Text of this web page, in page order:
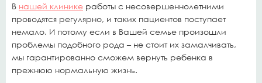
В нашей клинике работы с несовершеннолетними
проводятся регулярно, и таких пациентов поступает
немало. И потому если в Вашей семье произошли
проблемы подобного рода – не стоит их замалчивать,
мы гарантированно сможем вернуть ребенка в
прежнюю нормальную жизнь.